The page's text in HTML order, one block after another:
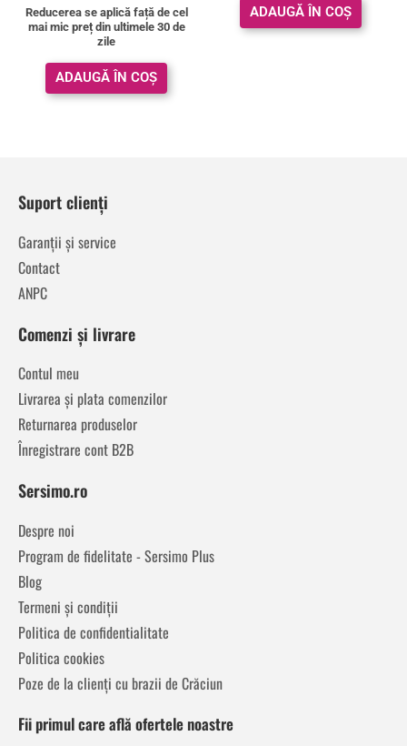
Reducerea se aplică față de cel
mai mic preț din ultimele 30 de
zile
ADAUGĂ ÎN COȘ
ADAUGĂ ÎN COȘ
Suport clienți
Garanții și service
Contact
ANPC
Comenzi și livrare
Contul meu
Livrarea și plata comenzilor
Returnarea produselor
Înregistrare cont B2B
Sersimo.ro
Despre noi
Program de fidelitate - Sersimo Plus
Blog
Termeni și condiții
Politica de confidentialitate
Politica cookies
Poze de la clienți cu brazii de Crăciun
Fii primul care află ofertele noastre